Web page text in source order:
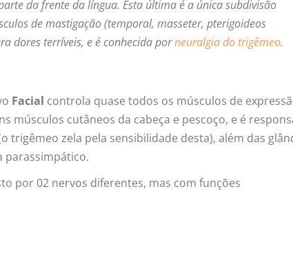
da frente da língua. Esta última é a única subdivisão
de mastigação (temporal, masseter, pterigoideos
dores terríveis, e é conhecida porneuralgia do trigêmeo.
Facial controla quase todos os músculos de
músculos cutâneos da cabeça e pescoço, e é
trigêmeo zela pela sensibilidade desta), além das
parassimpático.
por 02 nervos diferentes, mas com funções